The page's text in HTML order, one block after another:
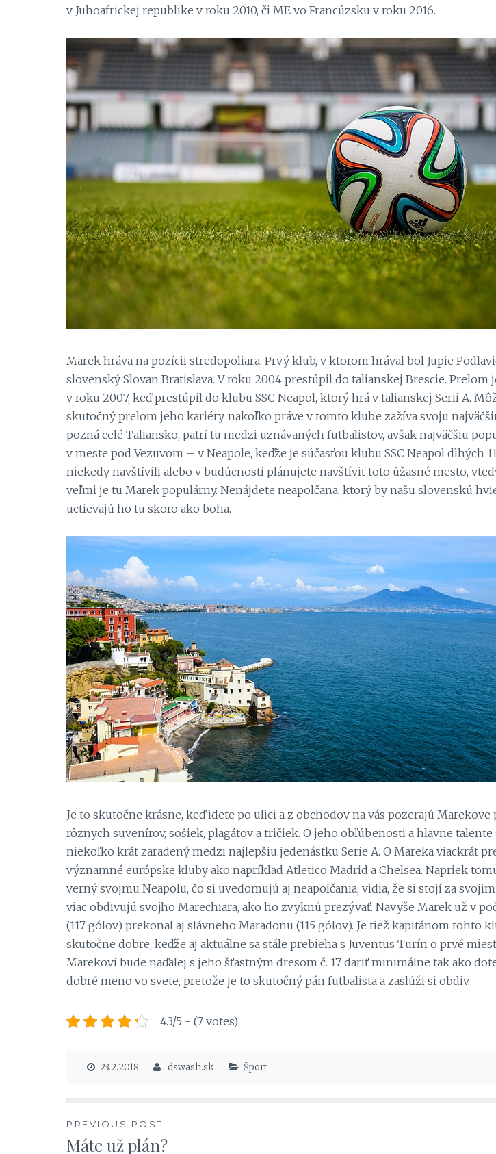
v Juhoafrickej republike v roku 2010, či ME vo Francúzsku v roku 2016.
Marek hráva na pozícii stredopoliara. Prvý klub, v ktorom hrával bol Jupie
slovenský Slovan Bratislava. V roku 2004 prestúpil do talianskej Brescie. Prelom
v roku 2007, keď prestúpil do klubu SSC Neapol, ktorý hrá v talianskej Serii A.
skutočný prelom jeho kariéry, nakoľko práve v tomto klube zažíva svoju
pozná celé Taliansko, patrí tu medzi uznávaných futbalistov, avšak najväčšiu
v meste pod Vezuvom – v Neapole, keďže je súčasťou klubu SSC Neapol dlhých
niekedy navštívili alebo v budúcnosti plánujete navštíviť toto úžasné mesto,
veľmi je tu Marek populárny. Nenájdete neapolčana, ktorý by našu slovenskú
uctievajú ho tu skoro ako boha.
Je to skutočne krásne, keď idete po ulici a z obchodov na vás pozerajú
rôznych suvenírov, sošiek, plagátov a tričiek. O jeho obľúbenosti a hlavne talente
niekoľko krát zaradený medzi najlepšiu jedenástku Serie A. O Mareka viackrát
významné európske kluby ako napríklad Atletico Madrid a Chelsea. Napriek
verný svojmu Neapolu, čo si uvedomujú aj neapolčania, vidia, že si stojí za
viac obdivujú svojho Marechiara, ako ho zvyknú prezývať. Navyše Marek už v
(117 gólov) prekonal aj slávneho Maradonu (115 gólov). Je tiež kapitánom tohto
skutočne dobre, keďže aj aktuálne sa stále prebieha s Juventus Turín o prvé
Marekovi bude naďalej s jeho šťastným dresom č. 17 dariť minimálne tak ako
dobré meno vo svete, pretože je to skutočný pán futbalista a zaslúži si obdiv.
4.3/5 - (7 votes)
23.2.2018 dswash.sk Šport
Navigace
PREVIOUS POST
Máte už plán?